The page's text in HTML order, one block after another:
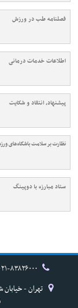
فصلنامه طب در ورزش
اطلاعات خدمات درمانی
پیشنهاد، انتقاد و شکایت
نظارت بر سلامت باشگاه‌های
ستاد مبارزه با دوپینگ